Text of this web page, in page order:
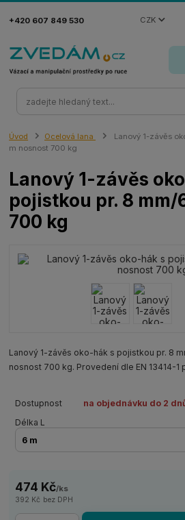
CZK
+420 607 849 530
Úvod Ocelová lana
Lanový 1-závěs
m nosnost 700 kg
Lanový 1-závěs
pojistkou pr. 8 mm/
700 kg
Lanový 1-závěs oko-hák s pojistkou pr. 8
nosnost 700 kg. Provedení dle EN 13414-1
Dostupnost
na objednávku do 2
Délka L
474 Kč/ks
392 Kč bez DPH